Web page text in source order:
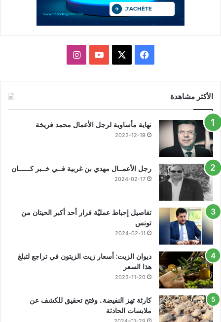
فيسبوك يوتيوبانستقرام
الأكثر مشاهدة
نهاية مأساوية لرجل الأعمال محمد فريخة
2023-12-19
رجل الأعمــال مهدي بن غربية فــي خــبر كــــــان
2024-02-17
تفاصيل إحباط عمليّة فرار أحد أكبر الحيتان من
تونس
2024-02-11
ديوان الزيت: أسعار زيت الزيتون في تراجع لتبلغ
هذا السعر
2023-11-20
كارثة تهز النفيضة.. وفتح تحقيق للكشف عن
ملابسات الحادثة